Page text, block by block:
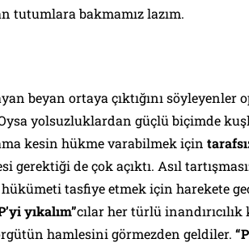
tutumlara bakmamız lazım.
beyan ortaya çıktığını söyleyenler
yolsuzluklardan güçlü biçimde
kesin hükme varabilmek için
gerektiği de çok açıktı. Asıl
hükümeti tasfiye etmek için harekete
yıkalım”cılar her türlü inandırıcılık
hamlesini görmezden geldiler.